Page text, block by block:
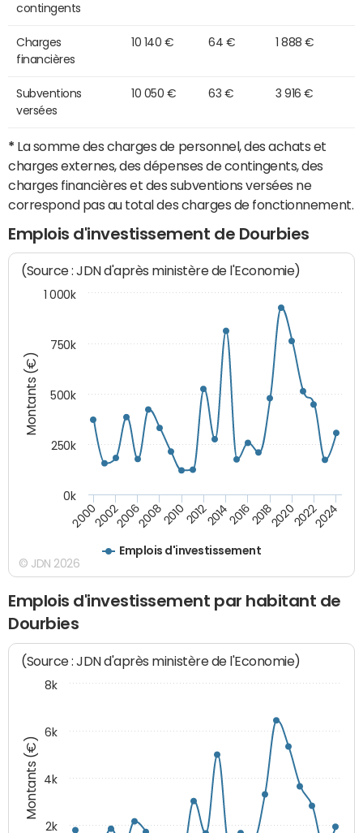
contingents
Charges
financières
10 140 € 64 € 1 888 €
Subventions
versées
10 050 € 63 € 3 916 €
* La somme des charges de personnel, des achats et
charges externes, des dépenses de contingents, des
charges financières et des subventions versées ne
correspond pas au total des charges de fonctionnement.
Emplois d'investissement de Dourbies
Montants (€)
(Source : JDN d'après ministère de l'Economie)
Emplois d'investissement
200020022006200820102012201420162018202020222024
0k
250k
500k
750k
1 000k
© JDN 2026
Emplois d'investissement par habitant de
Dourbies
Montants (€)
(Source : JDN d'après ministère de l'Economie)
2k
4k
6k
8k